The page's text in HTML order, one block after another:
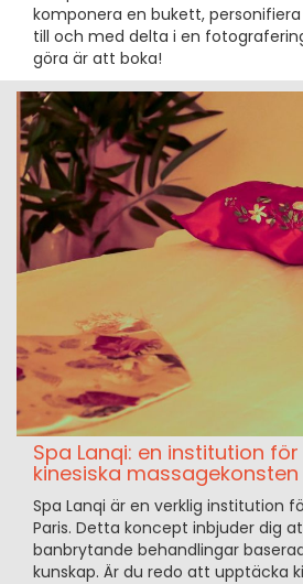
komponera en bukett,
till och med delta i en
göra är att boka!
Spa Lanqi: en institution
kinesiska massagekonsten
Spa Lanqi är en verklig institution
Paris. Detta koncept inbjuder dig
banbrytande behandlingar
kunskap. Är du redo att upptäcka